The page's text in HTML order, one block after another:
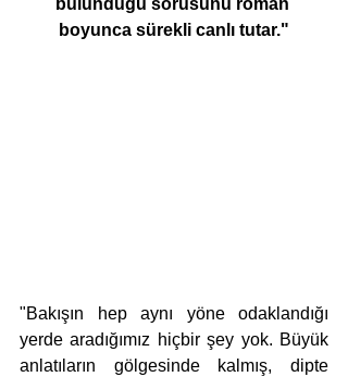
bulunduğu sorusunu roman
boyunca sürekli canlı tutar."
"Bakışın hep aynı yöne odaklandığı
yerde aradığımız hiçbir şey yok. Büyük
anlatıların gölgesinde kalmış, dipte